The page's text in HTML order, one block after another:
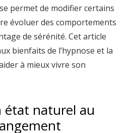
permet de modifier certains
évoluer des comportements
de sérénité. Cet article
bienfaits de l’hypnose et la
à mieux vivre son
état naturel au